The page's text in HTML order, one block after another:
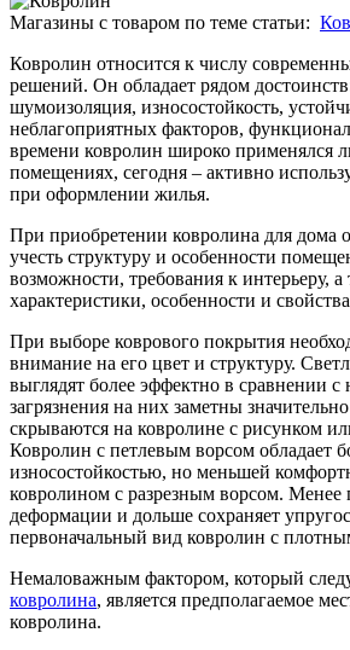
Магазины с товаром по теме статьи:
Ковролин относится к числу
решений. Он обладает рядом
шумоизоляция, износостойкость,
неблагоприятных факторов,
времени ковролин широко применялся
помещениях, сегодня – активно
при оформлении жилья.
При приобретении ковролина для дома
учесть структуру и особенности
возможности, требования к интерьеру, а
характеристики, особенности и
При выборе коврового покрытия
внимание на его цвет и структуру.
выглядят более эффектно в сравнении
загрязнения на них заметны
скрываются на ковролине с рисунком
Ковролин с петлевым ворсом обладает
износостойкостью, но меньшей
ковролином с разрезным ворсом. Менее
деформации и дольше сохраняет
первоначальный вид ковролин с
Немаловажным фактором, который
ковролина, является предполагаемое
ковролина.